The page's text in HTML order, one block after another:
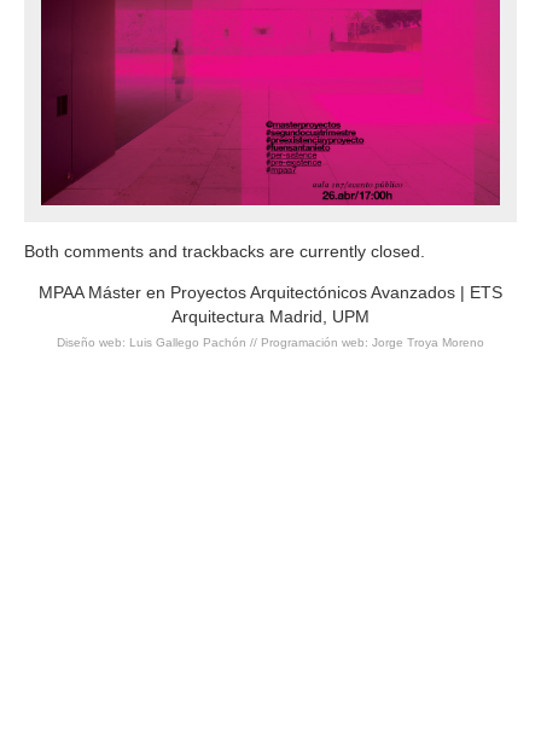
Both comments and trackbacks are currently closed.
MPAA Máster en Proyectos Arquitectónicos Avanzados | ETS
Arquitectura Madrid, UPM
Diseño web: Luis Gallego Pachón // Programación web: Jorge Troya Moreno